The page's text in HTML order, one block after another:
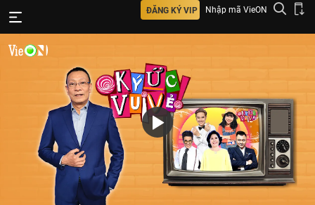
ĐĂNG KÝ VIP Nhập mã VieON